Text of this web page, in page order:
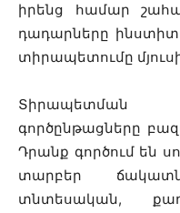
իրենց համար
դադարները
տիրապետումը
գործընթացները
Դրանք գործում են
տարբեր
տնտեսական,